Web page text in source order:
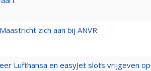
zich aan bij ANVR
Lufthansa en easyJet slots vrijgeven op